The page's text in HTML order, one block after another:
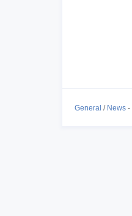
General / News -